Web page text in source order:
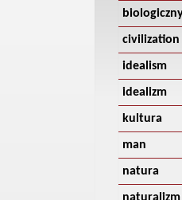
civilization
idealism
idealizm
kultura
man
natura